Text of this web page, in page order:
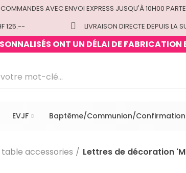
COMMANDES AVEC ENVOI EXPRESS JUSQU'À 10H00
125.--
LIVRAISON DIRECTE DEPUIS LA
ONT UN DÉLAI DE
EVJF Baptême/Communion/Confirmation
accessories Lettres de décoration